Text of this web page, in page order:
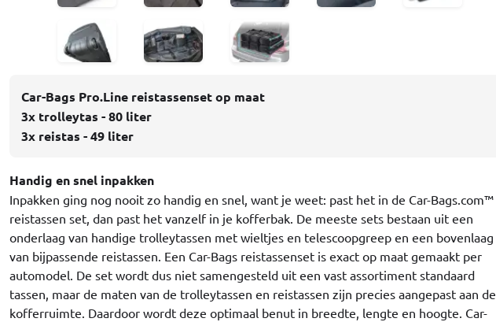
Car-Bags Pro.Line reistassenset op maat
3x trolleytas - 80 liter
3x reistas - 49 liter
Handig en snel inpakken
Inpakken ging nog nooit zo handig en snel, want je weet: past het in de Car-Bags.com™
reistassen set, dan past het vanzelf in je kofferbak. De meeste sets bestaan uit een
onderlaag van handige trolleytassen met wieltjes en telescoopgreep en een bovenlaag
van bijpassende reistassen. Een Car-Bags reistassenset is exact op maat gemaakt per
automodel. De set wordt dus niet samengesteld uit een vast assortiment standaard
tassen, maar de maten van de trolleytassen en reistassen zijn precies aangepast aan de
kofferruimte. Daardoor wordt deze optimaal benut in breedte, lengte en hoogte. Car-